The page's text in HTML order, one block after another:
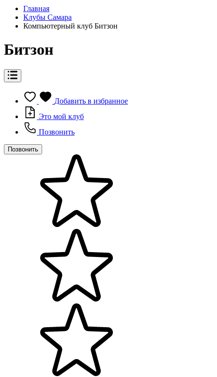
Главная
Клубы Самара
Компьютерный клуб Битзон
Битзон
Добавить в избранное
Это мой клуб
Позвонить
Позвонить